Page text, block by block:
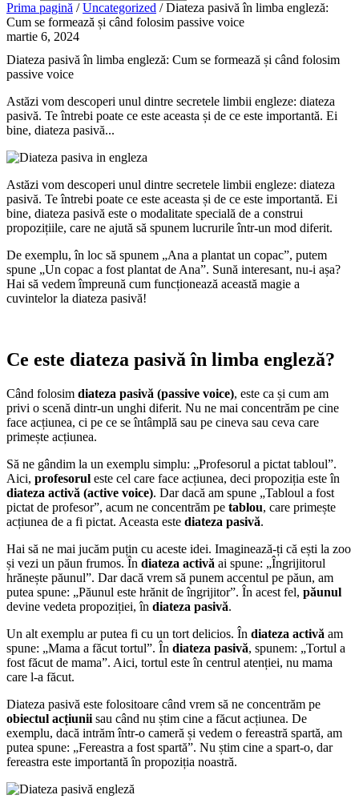
Prima pagină /Uncategorized / Diateza pasivă în limba engleză:
Cum se formează și când folosim passive voice
martie 6, 2024
Diateza pasivă în limba engleză: Cum se formează și când folosim
passive voice
Astăzi vom descoperi unul dintre secretele limbii engleze: diateza
pasivă. Te întrebi poate ce este aceasta și de ce este importantă. Ei
bine, diateza pasivă...
Astăzi vom descoperi unul dintre secretele limbii engleze: diateza
pasivă. Te întrebi poate ce este aceasta și de ce este importantă. Ei
bine, diateza pasivă este o modalitate specială de a construi
propozițiile, care ne ajută să spunem lucrurile într-un mod diferit.
De exemplu, în loc să spunem „Ana a plantat un copac”, putem
spune „Un copac a fost plantat de Ana”. Sună interesant, nu-i așa?
Hai să vedem împreună cum funcționează această magie a
cuvintelor la diateza pasivă!
Ce este diateza pasivă în limba engleză?
Când folosim diateza pasivă (passive voice), este ca și cum am
privi o scenă dintr-un unghi diferit. Nu ne mai concentrăm pe cine
face acțiunea, ci pe ce se întâmplă sau pe cineva sau ceva care
primește acțiunea.
Să ne gândim la un exemplu simplu: „Profesorul a pictat tabloul”.
Aici, profesorul este cel care face acțiunea, deci propoziția este în
diateza activă (active voice). Dar dacă am spune „Tabloul a fost
pictat de profesor”, acum ne concentrăm pe tablou, care primește
acțiunea de a fi pictat. Aceasta este diateza pasivă.
Hai să ne mai jucăm puțin cu aceste idei. Imaginează-ți că ești la zoo
și vezi un păun frumos. În diateza activă ai spune: „Îngrijitorul
hrănește păunul”. Dar dacă vrem să punem accentul pe păun, am
putea spune: „Păunul este hrănit de îngrijitor”. În acest fel, păunul
devine vedeta propoziției, în diateza pasivă.
Un alt exemplu ar putea fi cu un tort delicios. În diateza activă am
spune: „Mama a făcut tortul”. În diateza pasivă, spunem: „Tortul a
fost făcut de mama”. Aici, tortul este în centrul atenției, nu mama
care l-a făcut.
Diateza pasivă este folositoare când vrem să ne concentrăm pe
obiectul acțiunii sau când nu știm cine a făcut acțiunea. De
exemplu, dacă intrăm într-o cameră și vedem o fereastră spartă, am
putea spune: „Fereastra a fost spartă”. Nu știm cine a spart-o, dar
fereastra este importantă în propoziția noastră.